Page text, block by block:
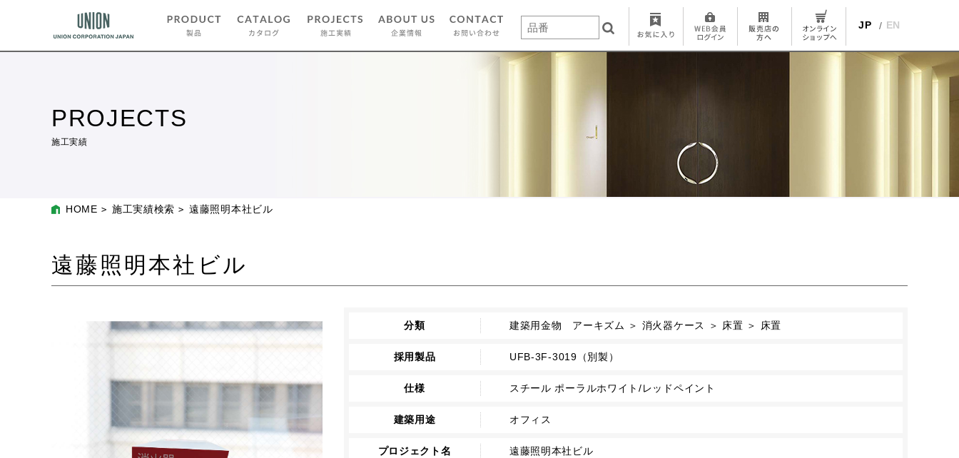
JP EN
PROJECTS
施工実績
HOME 施工実績検索 遠藤照明本社ビル
遠藤照明本社ビル
分類 建築用金物 アーキズム ＞ 消火器ケース ＞ 床置 ＞ 床置
採用製品 UFB-3F-3019（別製）
仕様 スチール ポーラルホワイト/レッドペイント
建築用途 オフィス
プロジェクト名 遠藤照明本社ビル